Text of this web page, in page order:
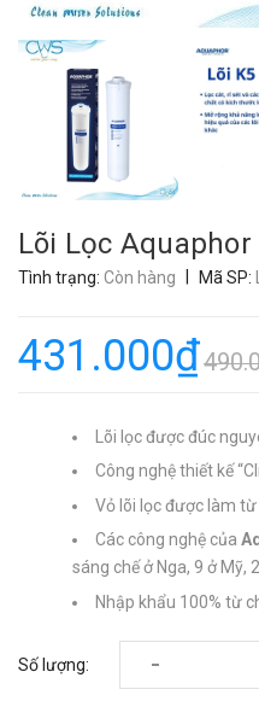
Lõi Lọc Aquaphor
Tình trạng: Còn hàng Mã SP:
431.000₫
Lõi lọc được đúc
Công nghệ thiết kế
Vỏ lõi lọc được làm
Các công nghệ của
sáng chế ở Nga, 9 ở Mỹ,
Nhập khẩu 100% từ
Số lượng: -